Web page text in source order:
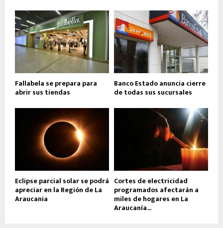
Fallabela se prepara para
abrir sus tiendas
Banco Estado anuncia cierre
de todas sus sucursales
Eclipse parcial solar se podrá
apreciar en la Región de La
Araucania
Cortes de electricidad
programados afectarán a
miles de hogares en La
Araucanía...